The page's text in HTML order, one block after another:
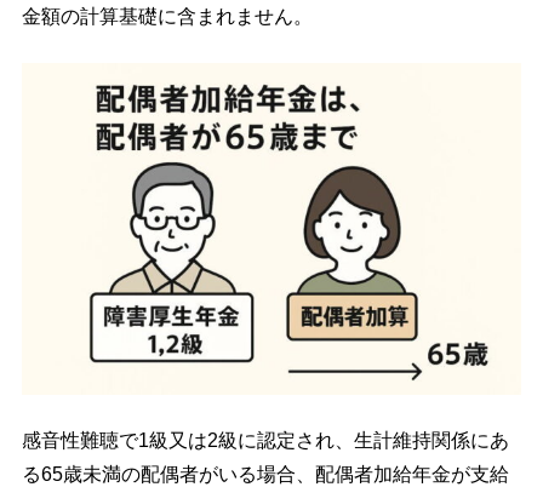
金額の計算基礎に含まれません。
感音性難聴で1級又は2級に認定され、生計維持関係にあ
る65歳未満の配偶者がいる場合、配偶者加給年金が支給